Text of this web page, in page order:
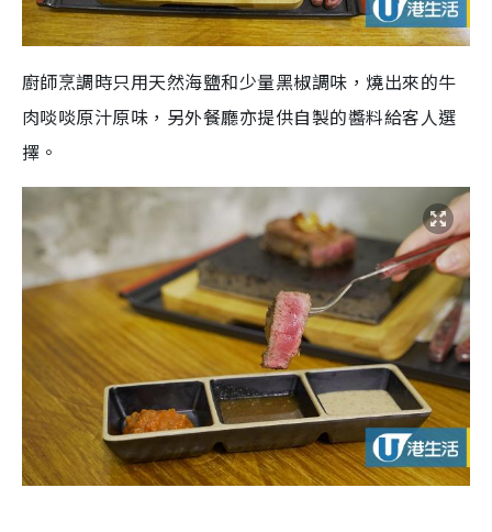
廚師烹調時只用天然海鹽和少量黑椒調味，燒出來的牛
肉啖啖原汁原味，另外餐廳亦提供自製的醬料給客人選
擇。